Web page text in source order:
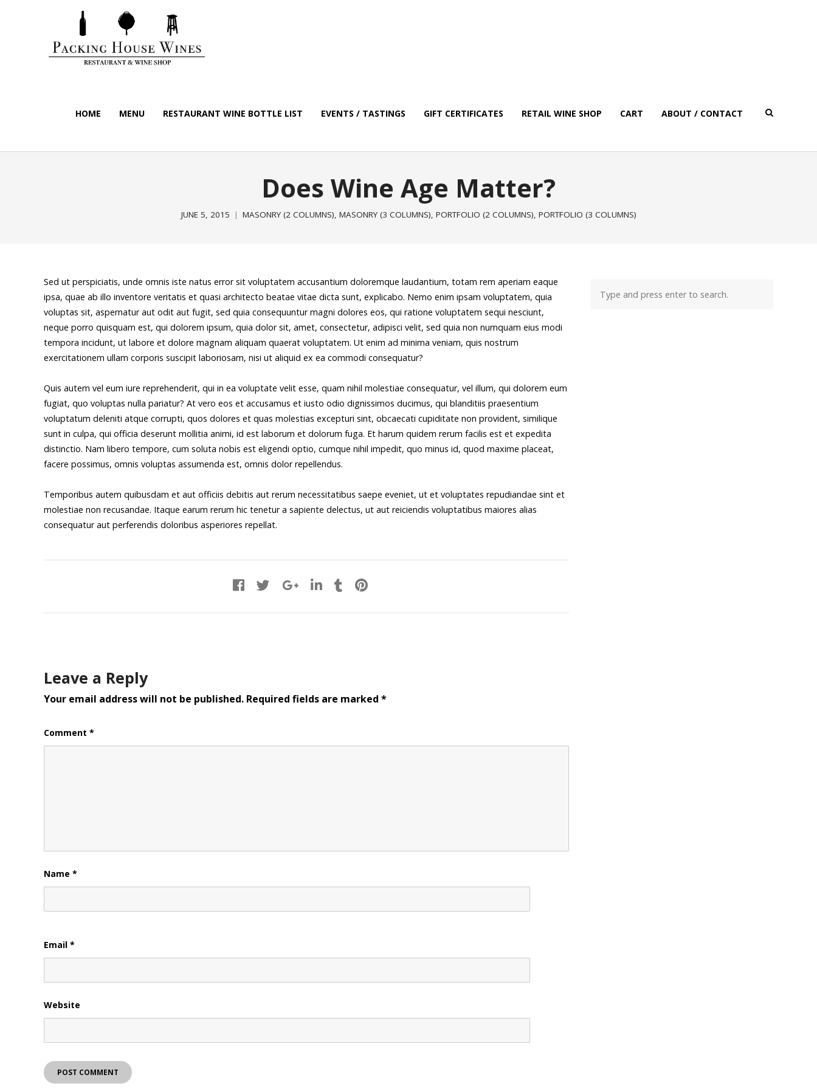
HOME MENU RESTAURANT WINE BOTTLE LIST EVENTS / TASTINGS GIFT CERTIFICATES RETAIL WINE SHOP CART ABOUT / CONTACT
Does Wine Age Matter?
JUNE 5, 2015 MASONRY (2 COLUMNS), MASONRY (3 COLUMNS), PORTFOLIO (2 COLUMNS), PORTFOLIO (3 COLUMNS)
Sed ut perspiciatis, unde omnis iste natus error sit voluptatem accusantium doloremque laudantium, totam rem aperiam eaque
ipsa, quae ab illo inventore veritatis et quasi architecto beatae vitae dicta sunt, explicabo. Nemo enim ipsam voluptatem, quia
voluptas sit, aspernatur aut odit aut fugit, sed quia consequuntur magni dolores eos, qui ratione voluptatem sequi nesciunt,
neque porro quisquam est, qui dolorem ipsum, quia dolor sit, amet, consectetur, adipisci velit, sed quia non numquam eius modi
tempora incidunt, ut labore et dolore magnam aliquam quaerat voluptatem. Ut enim ad minima veniam, quis nostrum
exercitationem ullam corporis suscipit laboriosam, nisi ut aliquid ex ea commodi consequatur?
Quis autem vel eum iure reprehenderit, qui in ea voluptate velit esse, quam nihil molestiae consequatur, vel illum, qui dolorem eum
fugiat, quo voluptas nulla pariatur? At vero eos et accusamus et iusto odio dignissimos ducimus, qui blanditiis praesentium
voluptatum deleniti atque corrupti, quos dolores et quas molestias excepturi sint, obcaecati cupiditate non provident, similique
sunt in culpa, qui officia deserunt mollitia animi, id est laborum et dolorum fuga. Et harum quidem rerum facilis est et expedita
distinctio. Nam libero tempore, cum soluta nobis est eligendi optio, cumque nihil impedit, quo minus id, quod maxime placeat,
facere possimus, omnis voluptas assumenda est, omnis dolor repellendus.
Temporibus autem quibusdam et aut officiis debitis aut rerum necessitatibus saepe eveniet, ut et voluptates repudiandae sint et
molestiae non recusandae. Itaque earum rerum hic tenetur a sapiente delectus, ut aut reiciendis voluptatibus maiores alias
consequatur aut perferendis doloribus asperiores repellat.
Leave a Reply
Your email address will not be published. Required fields are marked *
Comment *
Name *
Email *
Website